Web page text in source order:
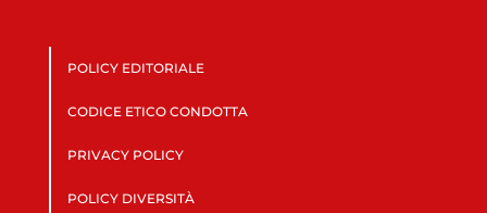
POLICY EDITORIALE
CODICE ETICO CONDOTTA
PRIVACY POLICY
POLICY DIVERSITÀ